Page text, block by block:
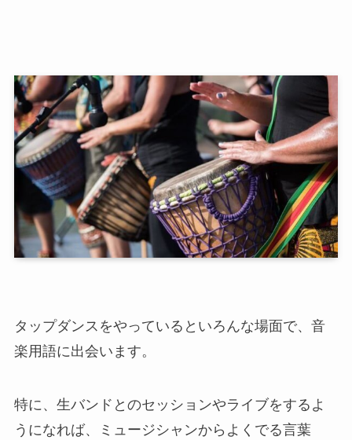
タップダンスをやっているといろんな場面で、音
楽用語に出会います。
特に、生バンドとのセッションやライブをするよ
うになれば、ミュージシャンからよくでる言葉